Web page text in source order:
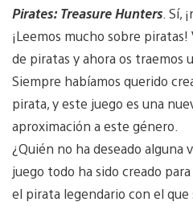
Pirates: Treasure Hunters . Sí,
¡Leemos mucho sobre
de piratas y ahora os traemos
Siempre habíamos querido
pirata, y este juego es una
aproximación a este género.
¿Quién no ha deseado alguna
juego todo ha sido creado
el pirata legendario con el que